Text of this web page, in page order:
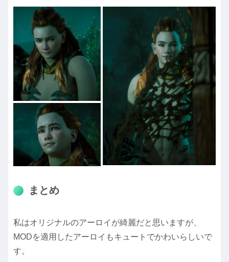
まとめ
私はオリジナルのアーロイが綺麗だと思いますが、
MODを適用したアーロイもキュートでかわいらしいで
す。